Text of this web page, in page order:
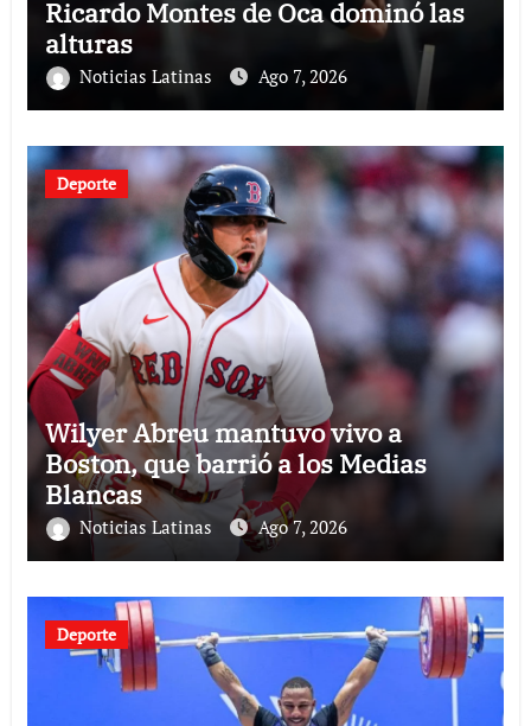
Ricardo Montes de Oca dominó las
alturas
Noticias Latinas Ago 7, 2026
Deporte
Wilyer Abreu mantuvo vivo a
Boston, que barrió a los Medias
Blancas
Noticias Latinas Ago 7, 2026
Deporte